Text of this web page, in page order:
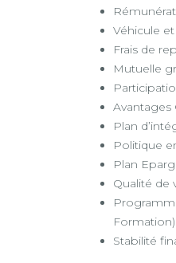
Véhicule
Frais de
Mutuelle
Avantages
Plan
Politique
Plan
Qualité de
Formation)
Stabilité